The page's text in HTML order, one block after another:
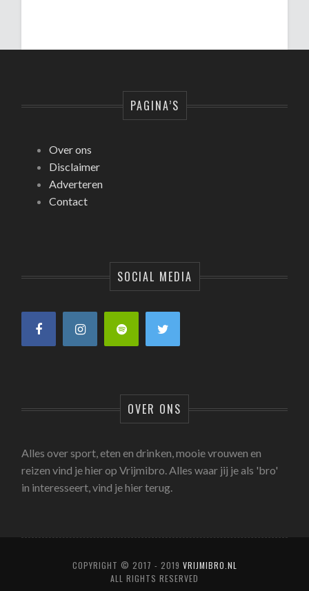
PAGINA’S
Over ons
Disclaimer
Adverteren
Contact
SOCIAL MEDIA
OVER ONS
Alles over sport, eten en drinken, mooie vrouwen en
reizen vind je hier op Vrijmibro. Alles waar jij je als 'bro'
in interesseert, vind je hier terug.
COPYRIGHT © 2017 - 2019 VRIJMIBRO.NL
ALL RIGHTS RESERVED